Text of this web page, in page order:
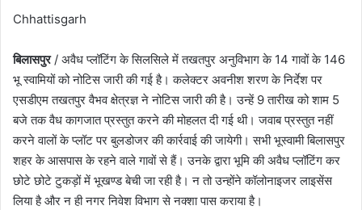
Chhattisgarh
बिलासपुर/ अवैध प्लॉटिंग के सिलसिले में तखतपुर अनुविभाग के 14 गावों के 146
भू स्वामियों को नोटिस जारी की गई है। कलेक्टर अवनीश शरण के निर्देश पर
एसडीएम तखतपुर वैभव क्षेत्रज्ञ ने नोटिस जारी की है। उन्हें 9 तारीख को शाम 5
बजे तक वैध कागजात प्रस्तुत करने की मोहलत दी गई थी। जवाब प्रस्तुत नहीं
करने वालों के प्लॉट पर बुलडोजर की कार्रवाई की जायेगी। सभी भूस्वामी बिलासपुर
शहर के आसपास के रहने वाले गावों से हैं। उनके द्वारा भूमि की अवैध प्लॉटिंग कर
छोटे छोटे टुकड़ों में भूखण्ड बेची जा रही है। न तो उन्होंने कॉलोनाइजर लाइसेंस
लिया है और न ही नगर निवेश विभाग से नक्शा पास कराया है।